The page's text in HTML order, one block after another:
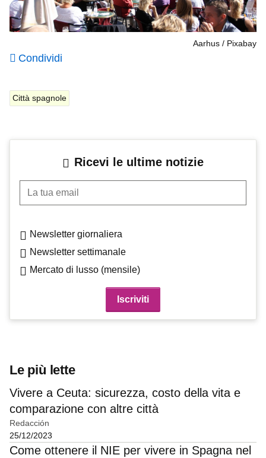
Aarhus Pixabay
Condividi
Città spagnole
Ricevi le ultime notizie
La tua email
Newsletter giornaliera
Newsletter settimanale
Mercato di lusso (mensile)
Le più lette
Vivere a Ceuta: sicurezza, costo della vita e
comparazione con altre città
Redacción
25/12/2023
Come ottenere il NIE per vivere in Spagna nel